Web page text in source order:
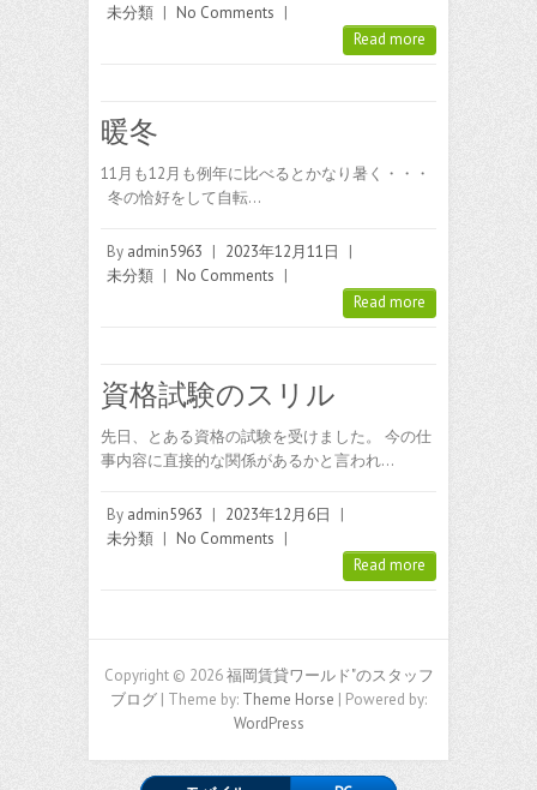
未分類 | No Comments |
Read more
暖冬
11月も12月も例年に比べるとかなり暑く・・・
冬の恰好をして自転…
By admin5963 | 2023年12月11日
|
未分類 | No Comments |
Read more
資格試験のスリル
先日、とある資格の試験を受けました。 今の仕
事内容に直接的な関係があるかと言われ…
By admin5963 | 2023年12月6日
|
未分類 | No Comments |
Read more
Copyright © 2026福岡賃貸ワールド"のスタッフ
ブログ | Theme by: Theme Horse | Powered by:
WordPress